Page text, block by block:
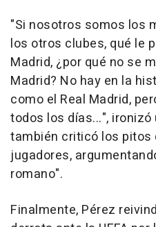
"Si nosotros somos los
los otros clubes, qué le
Madrid, ¿por qué no se
Madrid? No hay en la
como el Real Madrid,
todos los días...",
también criticó los pitos
jugadores,
romano".
Finalmente, Pérez